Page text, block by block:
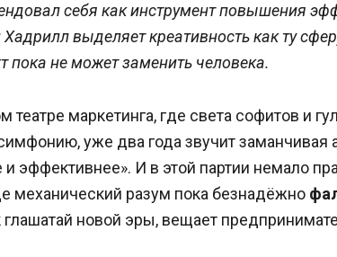
себя как инструмент повышения
выделяет креативность как ту
пока не может заменить человека.
театре маркетинга, где света софитов и
уже два года звучит заманчивая
эффективнее». И в этой партии немало
механический разум пока безнадёжно
глашатай новой эры, вещает